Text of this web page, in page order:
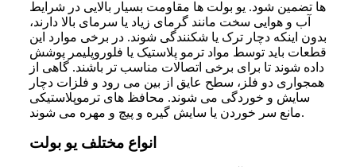
ها تضمین شود. یو بولت ها مقاومت بسیار بالایی در شرایط
آب و هوایی سخت مانند گرمای زیاد یا سرمای بالا دارند،
بدون اینکه دچار ترک یا شکنندگی شوند. در برخی موارد این
قطعات باید توسط مواد ترمو پلاستیک یا فلوروپلیمر پوشش
داده شوند تا برای برخی اتصالات مناسب تر باشند. گاهی از
همجواری دو فلز، سطح عایق از بین می رود و فلزات دچار
سایش و خوردگی می شوند. محافظ های ترموپلاستیکی
مانع سر خوردن یا سایش گیره و پیچ و مهره می شوند.
انواع مختلف یو بولت